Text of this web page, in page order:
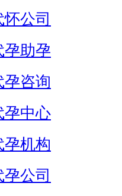
公司
孕助孕
孕咨询
孕中心
孕机构
公司